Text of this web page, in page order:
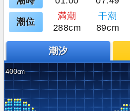
潮位
満潮 干潮
288cm
89cm
潮汐
400